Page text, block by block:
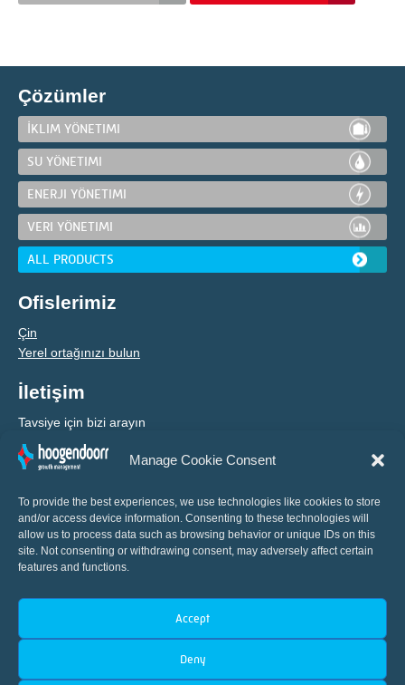
Manage Cookie Consent
To provide the best experiences, we use technologies like cookies to store
and/or access device information. Consenting to these technologies will
allow us to process data such as browsing behavior or unique IDs on this
site. Not consenting or withdrawing consent, may adversely affect certain
features and functions.
Accept
Deny
Çözümler
İKLIM YÖNETIMI
SU YÖNETIMI
ENERJI YÖNETIMI
VERI YÖNETIMI
ALL PRODUCTS
Ofislerimiz
Çin
Yerel ortağınızı bulun
İletişim
Tavsiye için bizi arayın
+31 (0) 10 460 80 80
Sera tarımı otomasyonunda dünya çapında yenilikçi